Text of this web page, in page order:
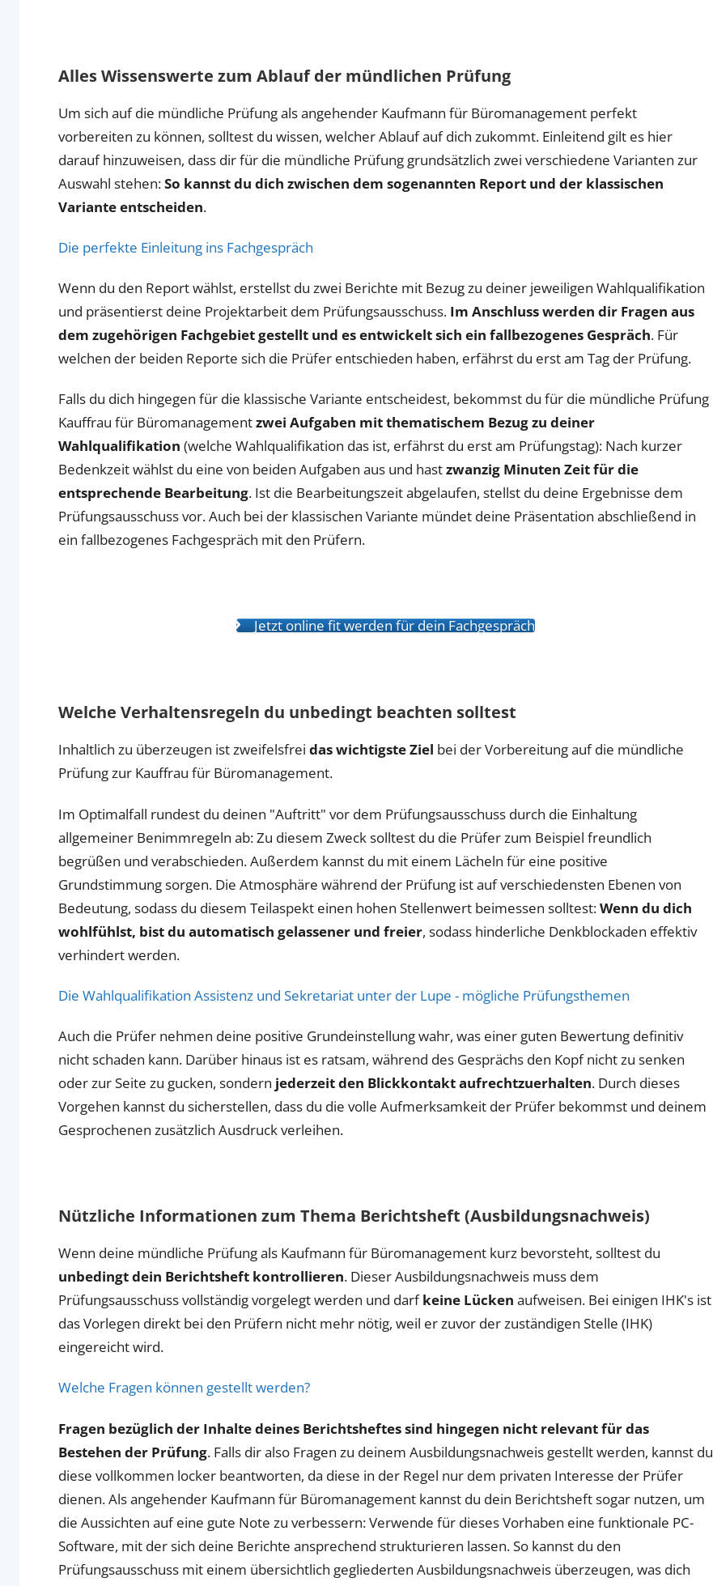
Alles Wissenswerte zum Ablauf der mündlichen Prüfung
Um sich auf die mündliche Prüfung als angehender Kaufmann für Büromanagement perfekt
vorbereiten zu können, solltest du wissen, welcher Ablauf auf dich zukommt. Einleitend gilt es hier
darauf hinzuweisen, dass dir für die mündliche Prüfung grundsätzlich zwei verschiedene Varianten zur
Auswahl stehen:So kannst du dich zwischen dem sogenannten Report und der klassischen
Variante entscheiden.
Die perfekte Einleitung ins Fachgespräch
Wenn du den Report wählst, erstellst du zwei Berichte mit Bezug zu deiner jeweiligen Wahlqualifikation
und präsentierst deine Projektarbeit dem Prüfungsausschuss. Im Anschluss werden dir Fragen aus
dem zugehörigen Fachgebiet gestellt und es entwickelt sich ein fallbezogenes Gespräch. Für
welchen der beiden Reporte sich die Prüfer entschieden haben, erfährst du erst am Tag der Prüfung.
Falls du dich hingegen für die klassische Variante entscheidest, bekommst du für die mündliche Prüfung
Kauffrau für Büromanagementzwei Aufgaben mit thematischem Bezug zu deiner
Wahlqualifikation (welche Wahlqualifikation das ist, erfährst du erst am Prüfungstag): Nach kurzer
Bedenkzeit wählst du eine von beiden Aufgaben aus und hastzwanzig Minuten Zeit für die
entsprechende Bearbeitung. Ist die Bearbeitungszeit abgelaufen, stellst du deine Ergebnisse dem
Prüfungsausschuss vor. Auch bei der klassischen Variante mündet deine Präsentation abschließend in
ein fallbezogenes Fachgespräch mit den Prüfern.
Jetzt online fit werden für dein Fachgespräch
Welche Verhaltensregeln du unbedingt beachten solltest
Inhaltlich zu überzeugen ist zweifelsfrei das wichtigste Ziel bei der Vorbereitung auf die mündliche
Prüfung zur Kauffrau für Büromanagement.
Im Optimalfall rundest du deinen "Auftritt" vor dem Prüfungsausschuss durch die Einhaltung
allgemeiner Benimmregeln ab: Zu diesem Zweck solltest du die Prüfer zum Beispiel freundlich
begrüßen und verabschieden. Außerdem kannst du mit einem Lächeln für eine positive
Grundstimmung sorgen. Die Atmosphäre während der Prüfung ist auf verschiedensten Ebenen von
Bedeutung, sodass du diesem Teilaspekt einen hohen Stellenwert beimessen solltest:Wenn du dich
wohlfühlst, bist du automatisch gelassener und freier, sodass hinderliche Denkblockaden effektiv
verhindert werden.
Die Wahlqualifikation Assistenz und Sekretariat unter der Lupe - mögliche Prüfungsthemen
Auch die Prüfer nehmen deine positive Grundeinstellung wahr, was einer guten Bewertung definitiv
nicht schaden kann. Darüber hinaus ist es ratsam, während des Gesprächs den Kopf nicht zu senken
oder zur Seite zu gucken, sondern jederzeit den Blickkontakt aufrechtzuerhalten. Durch dieses
Vorgehen kannst du sicherstellen, dass du die volle Aufmerksamkeit der Prüfer bekommst und deinem
Gesprochenen zusätzlich Ausdruck verleihen.
Nützliche Informationen zum Thema Berichtsheft (Ausbildungsnachweis)
Wenn deine mündliche Prüfung als Kaufmann für Büromanagement kurz bevorsteht, solltest du
unbedingt dein Berichtsheft kontrollieren. Dieser Ausbildungsnachweis muss dem
Prüfungsausschuss vollständig vorgelegt werden und darfkeine Lücken aufweisen. Bei einigen IHK's ist
das Vorlegen direkt bei den Prüfern nicht mehr nötig, weil er zuvor der zuständigen Stelle (IHK)
eingereicht wird.
Welche Fragen können gestellt werden?
Fragen bezüglich der Inhalte deines Berichtsheftes sind hingegen nicht relevant für das
Bestehen der Prüfung. Falls dir also Fragen zu deinem Ausbildungsnachweis gestellt werden, kannst du
diese vollkommen locker beantworten, da diese in der Regel nur dem privaten Interesse der Prüfer
dienen. Als angehender Kaufmann für Büromanagement kannst du dein Berichtsheft sogar nutzen, um
die Aussichten auf eine gute Note zu verbessern: Verwende für dieses Vorhaben eine funktionale PC-
Software, mit der sich deine Berichte ansprechend strukturieren lassen. So kannst du den
Prüfungsausschuss mit einem übersichtlich gegliederten Ausbildungsnachweis überzeugen, was dich